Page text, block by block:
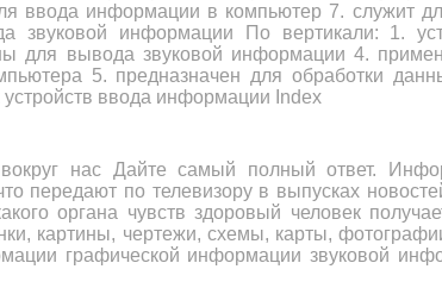
ввода информации в компьютер 7. служит
звуковой информации По вертикали: 1.
для вывода звуковой информации 4.
5. предназначен для обработки
ввода информации Index
нас Дайте самый полный ответ.
передают по телевизору в выпусках
органа чувств здоровый человек
картины, чертежи, схемы, карты,
графической информации звуковой